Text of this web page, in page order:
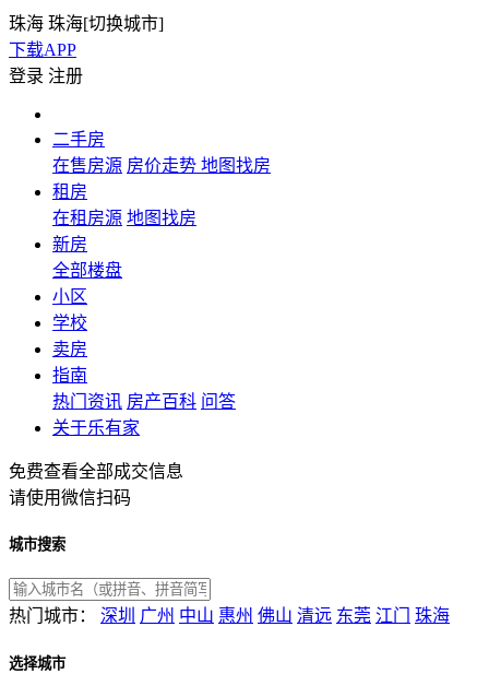
珠海 珠海[切换城市]
下载APP
登录 注册
二手房
在售房源 房价走势 地图找房
租房
在租房源 地图找房
新房
全部楼盘
小区
学校
卖房
指南
热门资讯 房产百科 问答
关于乐有家
免费查看全部成交信息
请使用微信扫码
城市搜索
热门城市： 深圳 广州 中山 惠州 佛山 清远 东莞 江门 珠海
选择城市